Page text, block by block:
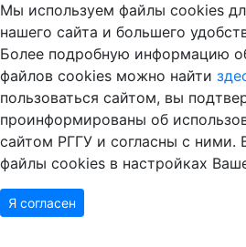
Мы используем файлы cookies
нашего сайта и большего
Более подробную информацию
файлов cookies можно найти
пользоваться сайтом, вы
проинформированы об
сайтом РГГУ и согласны с
файлы cookies в настройках
Я согласен